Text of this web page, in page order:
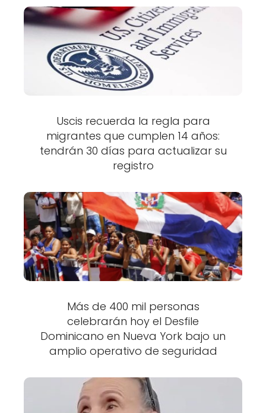
Uscis recuerda la regla para
migrantes que cumplen 14 años:
tendrán 30 días para actualizar su
registro
Más de 400 mil personas
celebrarán hoy el Desfile
Dominicano en Nueva York bajo un
amplio operativo de seguridad